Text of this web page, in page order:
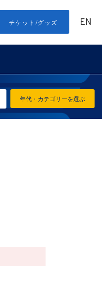
チケット/グッズ EN
年代・カテゴリーを選ぶ